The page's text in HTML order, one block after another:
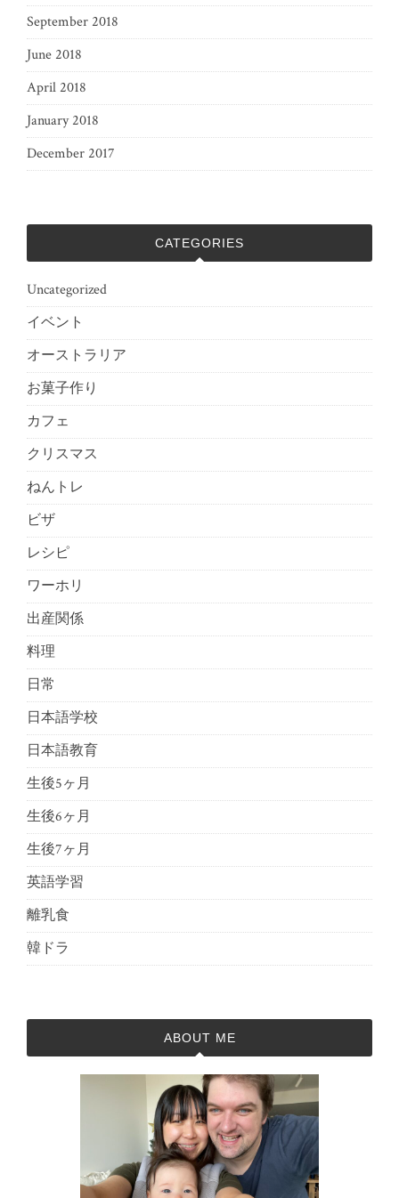
September 2018
June 2018
April 2018
January 2018
December 2017
CATEGORIES
Uncategorized
イベント
オーストラリア
お菓子作り
カフェ
クリスマス
ねんトレ
ビザ
レシピ
ワーホリ
出産関係
料理
日常
日本語学校
日本語教育
生後5ヶ月
生後6ヶ月
生後7ヶ月
英語学習
離乳食
韓ドラ
ABOUT ME